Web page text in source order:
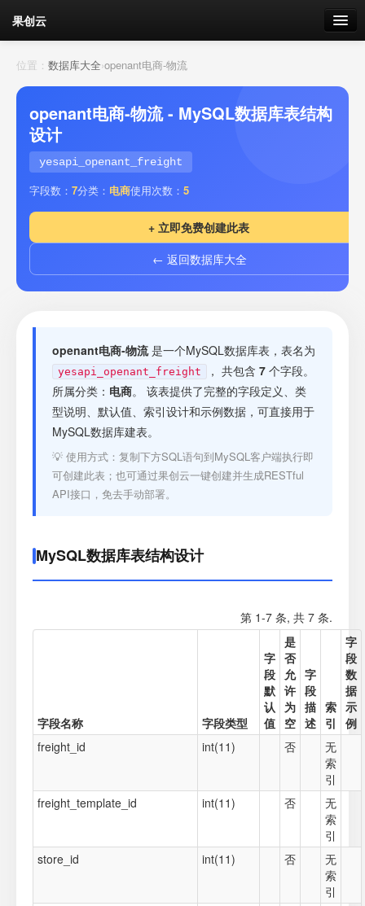
果创云
数据表单
API接口
云存储
流量 剩余接口流量
套餐
接口测试
位置： 数据库大全›openant电商-物流
openant电商-物流 - MySQL数据库表结构
设计
yesapi_openant_freight
字段数： 7分类： 电商使用次数： 5
+ 立即免费创建此表
← 返回数据库大全
openant电商-物流是一个MySQL数据库表，表名为
yesapi_openant_freight ， 共包含 7 个字段。
所属分类： 电商。 该表提供了完整的字段定义、类
型说明、默认值、索引设计和示例数据，可直接用于
MySQL数据库建表。
💡 使用方式：复制下方SQL语句到MySQL客户端执行即
可创建此表；也可通过果创云一键创建并生成RESTful
API接口，免去手动部署。
MySQL数据库表结构设计
第 1-7 条, 共 7 条.
字段名称 字段类型
字
段
默
认
值
是
否
允
许
为
空
字
段
描
述
索
引
字
段
数
据
示
例
freight_id
int(11) 否
无
索
引
freight_template_id
int(11) 否
无
索
引
store_id
int(11) 否
无
索
引